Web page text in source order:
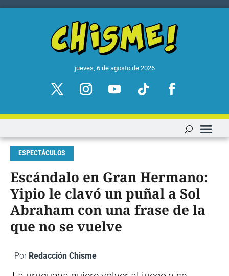
jueves, 6 de agosto de 2026
ESPECTÁCULOS
Escándalo en Gran Hermano:
Yipio le clavó un puñal a Sol
Abraham con una frase de la
que no se vuelve
Por Redacción Chisme